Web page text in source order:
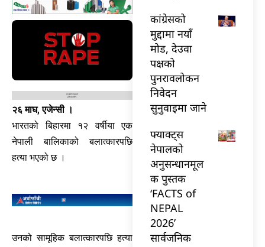
२६ माघ, एजेन्सी ।
भारतको बिहारमा १२ वर्षीया एक
नेपाली बालिकाको बलात्कारपछि
हत्या भएको छ ।
उनको सामूहिक बलात्कारपछि हत्या
कांग्रेसको
मुद्दामा नयाँ
मोड, देउवा
पक्षको
पुनरावलोकन
निवेदन
सुनुवाइमा जाने
फ्याक्ट्स
नेपालको
अनुसन्धानमूल
क पुस्तक
‘FACTS of
NEPAL
2026’
सार्वजनिक